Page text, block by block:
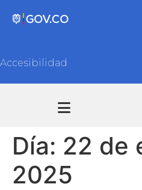
Accesibilidad
Día: 22 de
2025